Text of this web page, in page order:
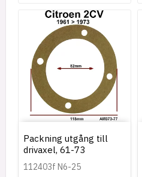
Packning utgång till
drivaxel, 61-73
112403f N6-25